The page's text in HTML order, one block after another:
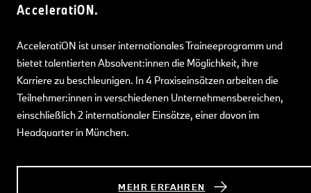
AcceleratiON.
AcceleratiON ist unser internationales Traineeprogramm und
bietet talentierten Absolvent:innen die Möglichkeit, ihre
Karriere zu beschleunigen. In 4 Praxiseinsätzen arbeiten die
Teilnehmer:innen in verschiedenen Unternehmensbereichen,
einschließlich 2 internationaler Einsätze, einer davon im
Headquarter in München.
MEHR ERFAHREN